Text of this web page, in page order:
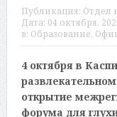
Публикация: Отдел
Дата: 04 октября,
в: Образование,
4 октября в
открытие
форума для